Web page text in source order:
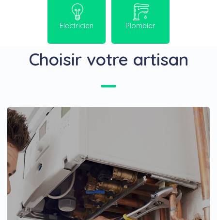
Electricien Plombier
Choisir votre artisan